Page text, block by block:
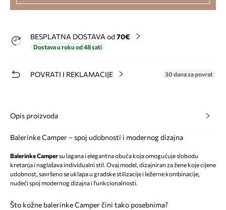
BESPLATNA DOSTAVA od 70€
Dostava u roku od 48 sati
POVRATI I REKLAMACIJE 30 dana za povrat
Opis proizvoda
Balerinke Camper – spoj udobnosti i modernog dizajna
Balerinke Campersu lagana i elegantna obuća koja omogućuje slobodu
kretanja i naglašava individualni stil. Ovaj model, dizajniran za žene koje cijene
udobnost, savršeno se uklapa u gradske stilizacije i ležerne kombinacije,
nudeći spoj modernog dizajna i funkcionalnosti.
Što kožne balerinke Camper čini tako posebnima?